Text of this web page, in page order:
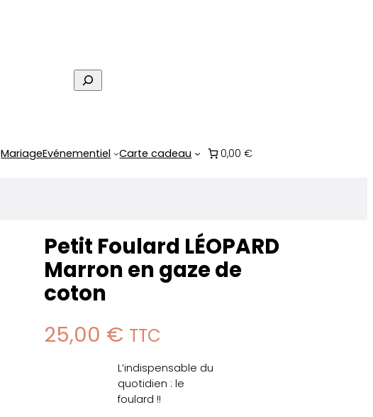
R
e
r
MariageEvénementiel Carte cadeau 0,00 €
Petit Foulard LÉOPARD
Marron en gaze de
coton
25,00 € TTC
L’indispensable du
quotidien : le
foulard !!